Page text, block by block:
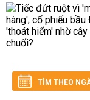
TÌM THEO